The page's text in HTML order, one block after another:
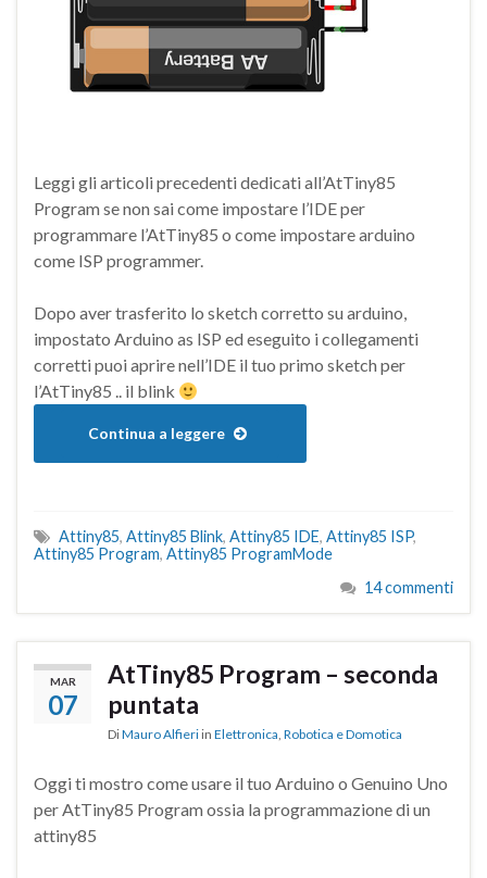
Leggi gli articoli precedenti dedicati all’AtTiny85
Program se non sai come impostare l’IDE per
programmare l’AtTiny85 o come impostare arduino
come ISP programmer.
Dopo aver trasferito lo sketch corretto su arduino,
impostato Arduino as ISP ed eseguito i collegamenti
corretti puoi aprire nell’IDE il tuo primo sketch per
l’AtTiny85 .. il blink
Continua a leggere
Attiny85, Attiny85 Blink, Attiny85 IDE, Attiny85 ISP,
Attiny85 Program, Attiny85 ProgramMode
14 commenti
MAR
07
AtTiny85 Program – seconda
puntata
DiMauro Alfieri in Elettronica, Robotica e Domotica
Oggi ti mostro come usare il tuo Arduino o Genuino Uno
per AtTiny85 Program ossia la programmazione di un
attiny85